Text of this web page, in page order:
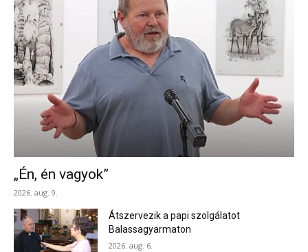
„Én, én vagyok”
2026. aug. 9.
Átszervezik a papi szolgálatot
Balassagyarmaton
2026. aug. 6.